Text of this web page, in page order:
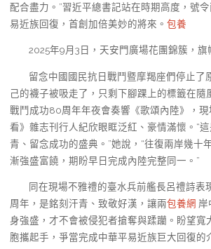
配合盡力。”習近平總書記站在時期高度，號
易近族回復，首創加倍美妙的將來。 包養
2025年9月3日，天安門廣場花團錦簇，旗
留念中國國民抗日戰鬥暨摩羯座們停止了
己的襪子被吸走了，只剩下腳踝上的標籤在隨
戰鬥成功80周年年夜會奏響《歌頌內陸》，
看》雜志刊行人紀欣眼眶泛紅、豪情滿懷。“
青、留念成功的盛典。”她說，“往復兩岸幾十
漸強盛富饒，期盼早日完成內陸完整同一。”
同在現場不雅禮的臺水兵前艦長呂禮詩表
周年，是銘刻汗青、致敬好漢，讓兩包養網 岸
身強盛，才不會被侵犯者搶奪與蹂躪。盼望寬
胞攜起手，爭當完成中華平易近族巨大回復的